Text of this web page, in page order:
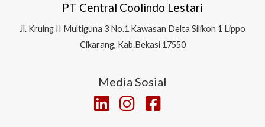
PT Central Coolindo Lestari
Jl. Kruing II Multiguna 3 No.1 Kawasan Delta Silikon 1 Lippo
Cikarang, Kab.Bekasi 17550
Media Sosial